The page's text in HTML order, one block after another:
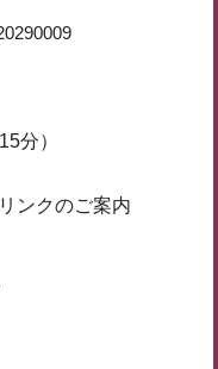
分）
ンクのご案内